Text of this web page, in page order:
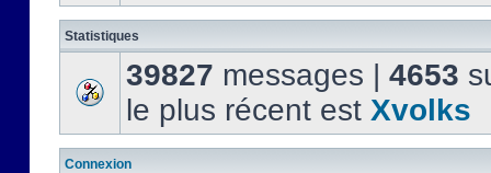
Statistiques
39827 messages | 4653
le plus récent est Xvolks
Connexion